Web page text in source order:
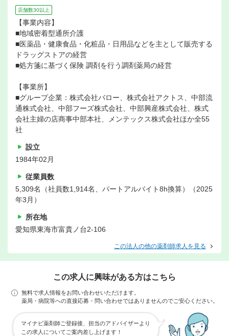
店舗数30以上
【事業内容】
■地域密着型通所介護
■医薬品・健康食品・化粧品・日用品などを主として販売する
ドラッグストアの経営
■処方箋に基づく保険 調剤を行う調剤薬局の経営
【事業所】
■グループ企業：株式会社バロー、株式会社アクトス、中部流
通株式会社、中部フーズ株式会社、中部興産株式会社、株式
会社主婦の店商事中部本社、メンテックス株式会社ほか全55
社
設立
1984年02月
従業員数
5,309名（社員数1,914名、パートアルバイト8h換算）（2025
年3月）
所在地
愛知県東海市富貴ノ台2-106
この法人の他の薬剤師求人を見る
この求人に興味がある方はこちら
無料で求人情報をお問い合わせいただけます。
薬局・病院等への直接応募・問い合わせではありませんのでご安心ください。
マイナビ薬剤師ご登録後、担当のアドバイザーより
この求人についてご案内差し上げます！